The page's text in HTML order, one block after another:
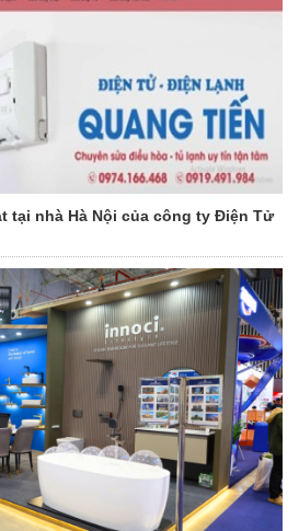
tại nhà Hà Nội của công ty Điện Tử